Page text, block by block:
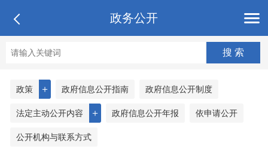
政务公开
＋
政策 政府信息公开指南 政府信息公开制度
＋
法定主动公开内容 政府信息公开年报 依申请公开
公开机构与联系方式